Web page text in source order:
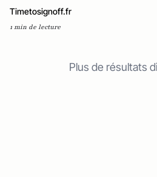
Timetosignoff.fr
1 min de lecture
Plus de résultats